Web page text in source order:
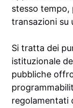
stesso tempo,
transazioni su
Si tratta dei
istituzionale
pubbliche
regolamentati